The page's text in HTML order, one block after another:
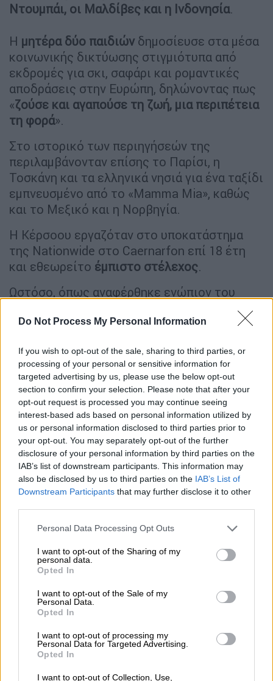
Do Not Process My Personal Information
If you wish to opt-out of the sale, sharing to third parties, or
processing of your personal or sensitive information for
targeted advertising by us, please use the below opt-out
section to confirm your selection. Please note that after your
opt-out request is processed you may continue seeing
interest-based ads based on personal information utilized by
us or personal information disclosed to third parties prior to
your opt-out. You may separately opt-out of the further
disclosure of your personal information by third parties on the
IAB’s list of downstream participants. This information may
also be disclosed by us to third parties on the IAB’s List of
Downstream Participants that may further disclose it to other
Please note that this website/app uses one or more Google
not limited to your visit or usage behaviour. You may click to
grant or deny consent to Google and its third-party tags to
use your data for below specified purposes in below Google
consent section.
Personal Data Processing Opt Outs
I want to opt-out of the Sharing of my
personal data.
Opted In
I want to opt-out of the Sale of my
Personal Data.
Opted In
I want to opt-out of processing my
Personal Data for Targeted Advertising.
Opted In
I want to opt-out of Collection, Use,
Ντουμπάι, οι Μαλδίβες και η Ινδονησία.
Η μητέρα δύο παιδιών δημοσίευσε στα μέσα
κοινωνικής δικτύωσης στιγμιότυπα από
εκδρομές για σκι, σαφάρι και ρομαντικές
αποδράσεις στην Ευρώπη, δηλώνοντας πως
«ζούσε και αγαπούσε τη ζωή, μια περιπέτεια
τη φορά».
Στο ιστορικό των περιηγήσεών της
περιλαμβάνονταν επίσης το Παρίσι, η
Τοσκάνη και τα ελληνικά νησιά για ένα ταξίδι
εμπνευσμένο από το «Mamma Mia», καθώς
και το Μεξικό και η Νορβηγία.
Η Κέρσοου εργαζόταν στο υποκατάστημα
της Nationwide στο Caernarfon επί 18 έτη
και εθεωρείτο έμπιστο στέλεχος.
Ωστόσο, όπως αναφέρθηκε ενώπιον του
, η ταμίας -η οποία οδηγούσε μια
εξατομικευμένη BMW καμπριολέ-
μετρητών από λογαριασμούς ηλικιωμένων ή
ευάλωτων πελατών, ιδιοποιούμενη τα
χρήματα.
Στην 54χρονη επιβλήθηκε φυλάκιση
16 μηνών
Η Κέρσοου ομολόγησεπέντε κατηγορίες
απάτηςκατά τα έτη 2023 και 2024, και της
επιβλήθηκε ποινή φυλάκισης 16 μηνών.
Ανάμεσα στα θύματά της ήταν ένας
85χρονος, ο οποίος είχε χάσει μέρος των
«γνωστικών του ικανοτήτων» κατόπιν
εγκεφαλικού επεισοδίου και από τον οποίο
απέσπασε 6.300 λίρες
ετών με μαθησιακές δυσκολίες
, έχασε 1.400
λίρες εξαιτίας της Κέρσοου
Η εισαγγελέας Elen Owen ανέφερε ότιη
Κέρσοου μετατέθηκε στο υποκατάστημα του